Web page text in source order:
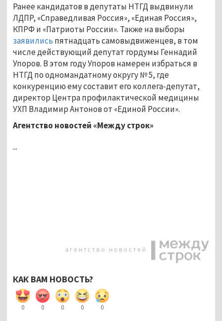
Ранее кандидатов в депутаты НТГД выдвинули
ЛДПР, «Справедливая Россия», «Единая Россия»,
КПРФ и «Патриоты России». Также на выборы
заявились пятнадцать самовыдвиженцев, в том
числе действующий депутат гордумы Геннадий
Упоров. В этом году Упоров намерен избраться в
НТГД по одномандатному округу № 5, где
конкуренцию ему составит его коллега-депутат,
директор Центра профилактической медицины
УХП Владимир Антонов от «Единой России».
Агентство новостей «Между строк»
...
КАК ВАМ НОВОСТЬ?
0 0 0 0 0